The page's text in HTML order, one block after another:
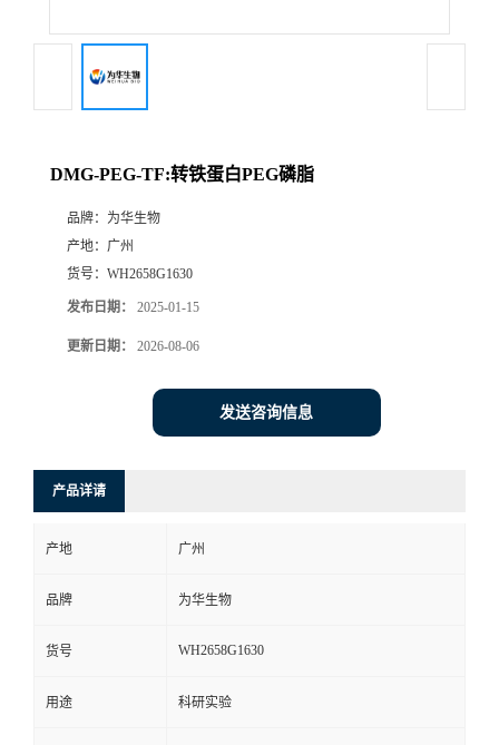
DMG-PEG-TF:转铁蛋白PEG磷脂
品牌： 为华生物
产地： 广州
货号： WH2658G1630
发布日期： 2025-01-15
更新日期： 2026-08-06
发送咨询信息
产品详请
产地 广州
品牌 为华生物
货号 WH2658G1630
用途 科研实验